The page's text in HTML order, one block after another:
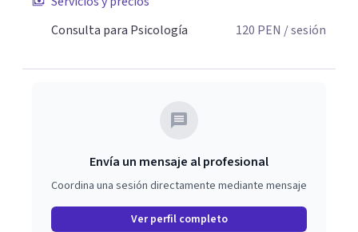
Consulta para Psicología
120 PEN / sesión
Envía un mensaje al profesional
Coordina una sesión directamente mediante mensaje
Ver perfil completo